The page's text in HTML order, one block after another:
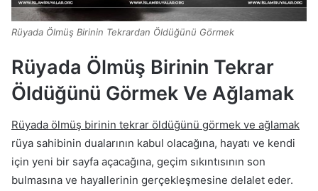
Rüyada Ölmüş Birinin Tekrardan Öldüğünü Görmek
Rüyada Ölmüş Birinin Tekrar
Öldüğünü Görmek Ve Ağlamak
Rüyada ölmüş birinin tekrar öldüğünü görmek ve ağlamak
rüya sahibinin dualarının kabul olacağına, hayatı ve kendi
için yeni bir sayfa açacağına, geçim sıkıntısının son
bulmasına ve hayallerinin gerçekleşmesine delalet eder.